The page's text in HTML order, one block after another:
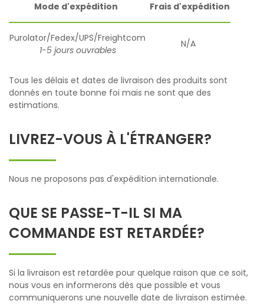
Mode d'expédition Frais d'expédition
Purolator/Fedex/UPS/Freightcom
1-5 jours ouvrables
N/A
Tous les délais et dates de livraison des produits sont
donnés en toute bonne foi mais ne sont que des
estimations.
LIVREZ-VOUS À L'ÉTRANGER?
Nous ne proposons pas d'expédition internationale.
QUE SE PASSE-T-IL SI MA
COMMANDE EST RETARDÉE?
Si la livraison est retardée pour quelque raison que ce soit,
nous vous en informerons dès que possible et vous
communiquerons une nouvelle date de livraison estimée.